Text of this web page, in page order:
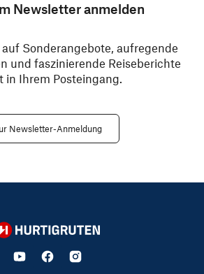
Newsletter anmelden
Sonderangebote, aufregende
und faszinierende Reiseberichte
in Ihrem Posteingang.
Newsletter-Anmeldung